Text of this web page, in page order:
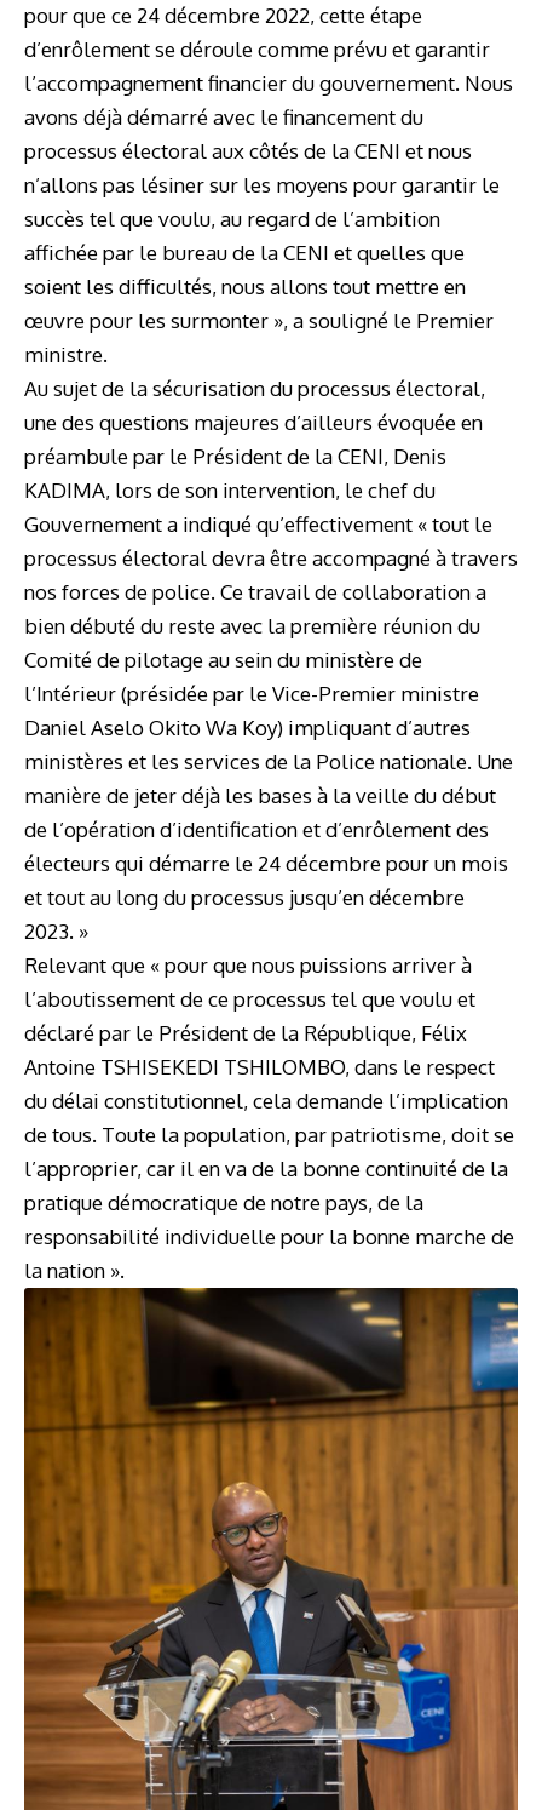
pour que ce 24 décembre 2022, cette étape
d’enrôlement se déroule comme prévu et garantir
l’accompagnement financier du gouvernement. Nous
avons déjà démarré avec le financement du
processus électoral aux côtés de la CENI et nous
n’allons pas lésiner sur les moyens pour garantir le
succès tel que voulu, au regard de l’ambition
affichée par le bureau de la CENI et quelles que
soient les difficultés, nous allons tout mettre en
œuvre pour les surmonter », a souligné le Premier
ministre.
Au sujet de la sécurisation du processus électoral,
une des questions majeures d’ailleurs évoquée en
préambule par le Président de la CENI, Denis
KADIMA, lors de son intervention, le chef du
Gouvernement a indiqué qu’effectivement « tout le
processus électoral devra être accompagné à travers
nos forces de police. Ce travail de collaboration a
bien débuté du reste avec la première réunion du
Comité de pilotage au sein du ministère de
l’Intérieur (présidée par le Vice-Premier ministre
Daniel Aselo Okito Wa Koy) impliquant d’autres
ministères et les services de la Police nationale. Une
manière de jeter déjà les bases à la veille du début
de l’opération d’identification et d’enrôlement des
électeurs qui démarre le 24 décembre pour un mois
et tout au long du processus jusqu’en décembre
2023. »
Relevant que « pour que nous puissions arriver à
l’aboutissement de ce processus tel que voulu et
déclaré par le Président de la République, Félix
Antoine TSHISEKEDI TSHILOMBO, dans le respect
du délai constitutionnel, cela demande l’implication
de tous. Toute la population, par patriotisme, doit se
l’approprier, car il en va de la bonne continuité de la
pratique démocratique de notre pays, de la
responsabilité individuelle pour la bonne marche de
la nation ».